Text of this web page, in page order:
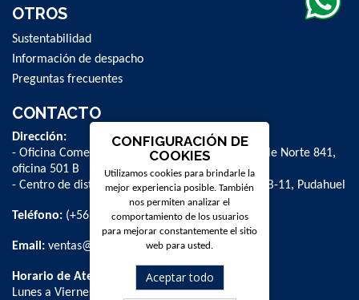
OTROS
Sustentabilidad
Información de despacho
Preguntas frecuentes
CONTACTO
Dirección:
- Oficina Comercial y administrativa: Avenida Valle Norte 841,
oficina 501 B
- Centro de distribución: La Farfana 500, bodega B-11, Pudahuel
Teléfono: (+56 2) 2 584 8900
Email: ventas@dpschile.cl
Horario de Atención:
Lunes a Viernes / 09:00 a 16:00 hrs
CONFIGURACIÓN DE
COOKIES
Utilizamos cookies para brindarle la
mejor experiencia posible. También
nos permiten analizar el
comportamiento de los usuarios
para mejorar constantemente el sitio
web para usted.
Aceptar todo